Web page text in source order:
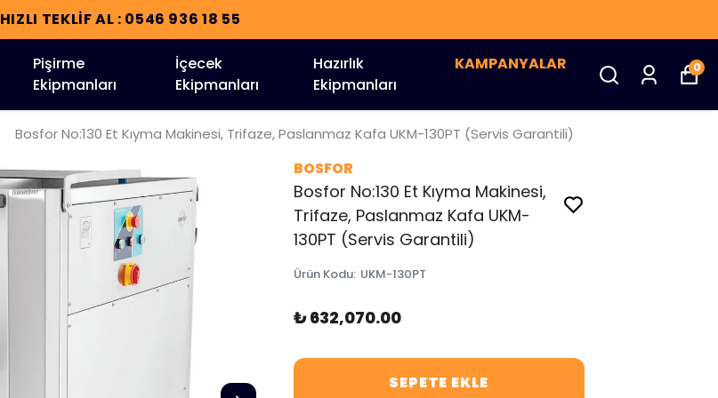
HIZLI TEKLİF AL : 0546 936 18 55
Pişirme
Ekipmanları
İçecek
Ekipmanları
Hazırlık
Ekipmanları
KAMPANYALAR 0
Bosfor No:130 Et Kıyma Makinesi, Trifaze, Paslanmaz Kafa UKM-130PT (Servis Garantili)
BOSFOR
Bosfor No:130 Et Kıyma Makinesi,
Trifaze, Paslanmaz Kafa UKM-
130PT (Servis Garantili)
Ürün Kodu: UKM-130PT
₺ 632,070.00
SEPETE EKLE